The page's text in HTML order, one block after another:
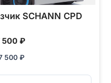
SCHANN CPD
500 ₽
500 ₽